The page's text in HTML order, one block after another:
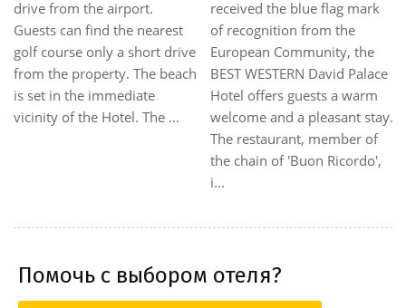
relaxing and enjoyable beach
holiday or for business
travelers with comfortable
and well equipped rooms, all
with balconies and roofto...
the city has to offer. The
Hotel is close to the city's
main train and bus stations.
The Hotel is within a few
minutes' drive f...
Помочь с выбором отеля?